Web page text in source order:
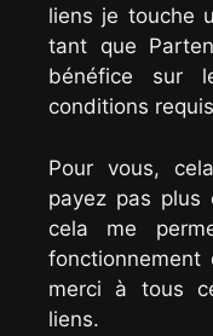
liens je touche
tant que
bénéfice sur
conditions
Pour vous,
payez pas plus
cela me
merci à tous
liens.